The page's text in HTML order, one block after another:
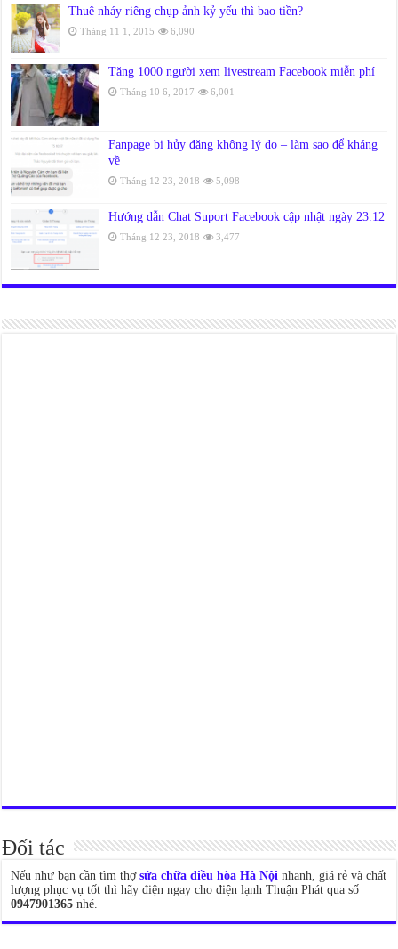
Thuê nháy riêng chụp ảnh kỷ yếu thì bao tiền?
Tháng 11 1, 2015 6,090
Tăng 1000 người xem livestream Facebook miễn phí
Tháng 10 6, 2017 6,001
Fanpage bị hủy đăng không lý do – làm sao để kháng
về
Tháng 12 23, 2018 5,098
Hướng dẫn Chat Suport Facebook cập nhật ngày 23.12
Tháng 12 23, 2018 3,477
Đối tác
Nếu như bạn cần tìm thợsửa chữa điều hòa Hà Nội nhanh, giá rẻ và chất
lượng phục vụ tốt thì hãy điện ngay cho điện lạnh Thuận Phát qua số
0947901365 nhé.